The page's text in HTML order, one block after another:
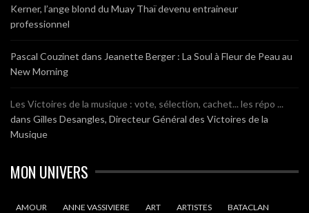
Kerner, l’ange blond du Muay Thaï devenu entraineur
professionnel
Pascal Couzinet dans Jeanette Berger : La Soul à Fleur de Peau au
New Morning
Les Victoires de la musique : vote, sélection, cachet... les répo ...
dans Gilles Desangles, Directeur Général des Victoires de la
Musique
MON UNIVERS
AMOUR ANNE VASSIVIERE ART ARTISTES BATACLAN